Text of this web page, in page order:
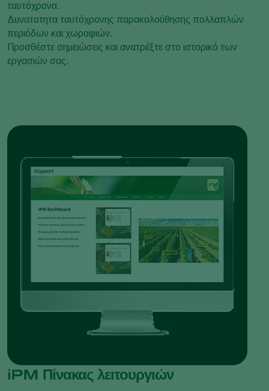
ταυτόχρονα.
Δυνατοτητα ταυτόχρονης παρακολούθησης πολλαπλών
περιόδων και χωραφιών.
Προσθέστε σημειώσεις και ανατρέξτε στο ιστορικό των
εργασιών σας.
iPM Πίνακας λειτουργιών